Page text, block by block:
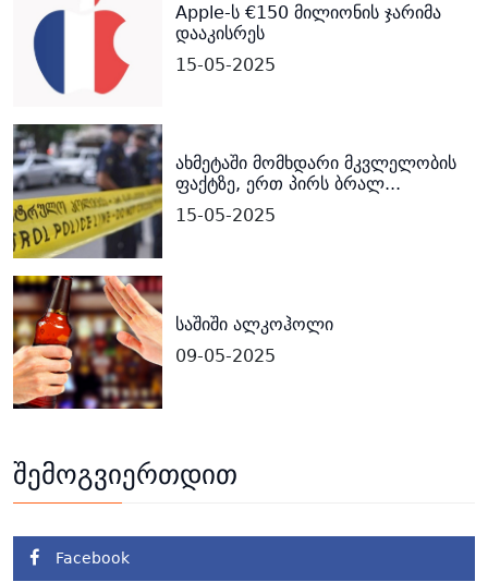
Apple-ს €150 მილიონის ჯარიმა
დააკისრეს
15-05-2025
ახმეტაში მომხდარი მკვლელობის
ფაქტზე, ერთ პირს ბრალ...
15-05-2025
საშიში ალკოჰოლი
09-05-2025
შემოგვიერთდით
Facebook